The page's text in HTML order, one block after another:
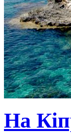
На